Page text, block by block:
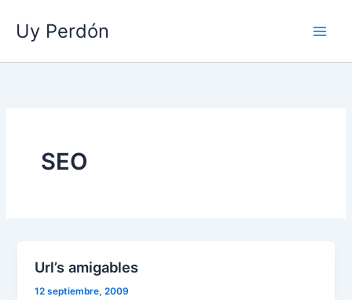
contenido
Uy Perdón
SEO
Url’s amigables
12 septiembre, 2009